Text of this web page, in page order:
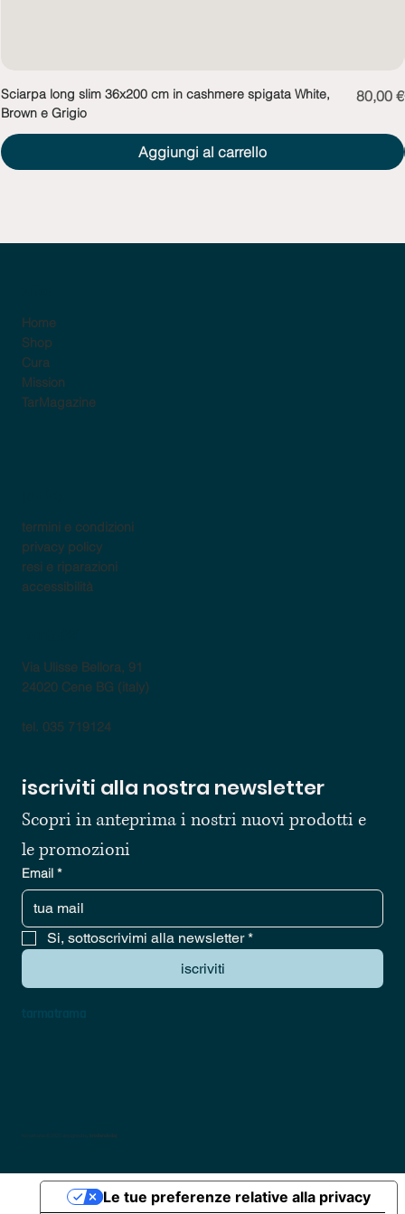
Sciarpa long slim 36x200 cm in cashmere spigata White,
Brown e Grigio
Prezzo
80,00 €
Aggiungi al carrello
Home
Shop
Cura
Mission
TarMagazine
termini e condizioni
privacy policy
resi e riparazioni
accessibilità
Via Ulisse Bellora, 91
24020 Cene BG (italy)
tel. 035 719124
iscriviti alla nostra newsletter
Scopri in anteprima i nostri nuovi prodotti e
le promozioni
Email *
Si, sottoscrivimi alla newsletter *
iscriviti
kristiandodaj
Le tue preferenze relative alla privacy